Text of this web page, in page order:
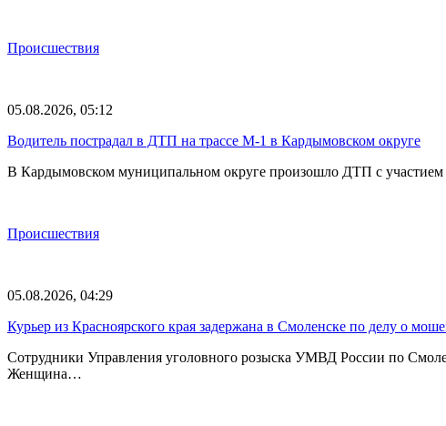
Происшествия
05.08.2026, 05:12
Водитель пострадал в ДТП на трассе М-1 в Кардымовском округе
В Кардымовском муниципальном округе произошло ДТП с участием
Происшествия
05.08.2026, 04:29
Курьер из Красноярского края задержана в Смоленске по делу о
Сотрудники Управления уголовного розыска УМВД России по
Женщина…